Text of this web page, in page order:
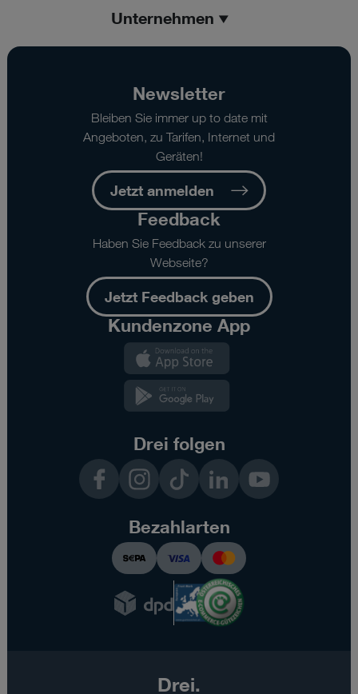
Unternehmen
Newsletter
Bleiben Sie immer up to date mit
Angeboten, zu Tarifen, Internet und
Geräten!
Jetzt anmelden
Feedback
Haben Sie Feedback zu unserer
Webseite?
Jetzt Feedback geben
Kundenzone App
Drei folgen
InstagramTikTok LinkedInYouTube
Bezahlarten
Drei.